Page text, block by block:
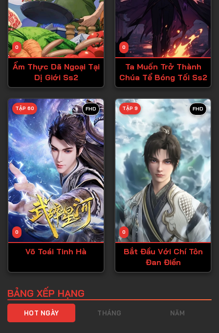
Tập 34
Tập 35
Tập 36
Tập 37
Tập 38
Tập 39
Tập 40
Tập 41
Tập 42
Tập 43
Tập 44
Tập 45
Tập 46
Tập 47
Tập 49
0
Ẩm Thực Dã Ngoại Tại
Dị Giới Ss2
0
Ta Muốn Trở Thành
Chúa Tể Bóng Tối Ss2
FHD
0
TẬP 60
Võ Toái Tinh Hà
FHD
0
TẬP 9
Bắt Đầu Với Chí Tôn
Đan Điền
BẢNG XẾP HẠNG
HOT NGÀY THÁNG NĂM